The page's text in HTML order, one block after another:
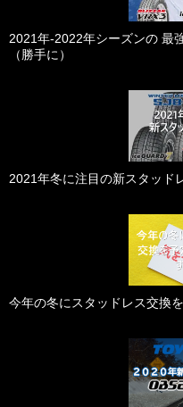
2021年-2022年シーズンの 最
（勝手に）
2021年冬に注目の新スタッド
今年の冬にスタッドレス交換